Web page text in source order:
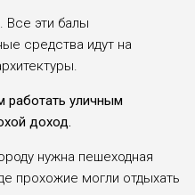
Все эти балы
средства идут на
уличным
доход.
нужна пешеходная
прохожие могли отдыхать